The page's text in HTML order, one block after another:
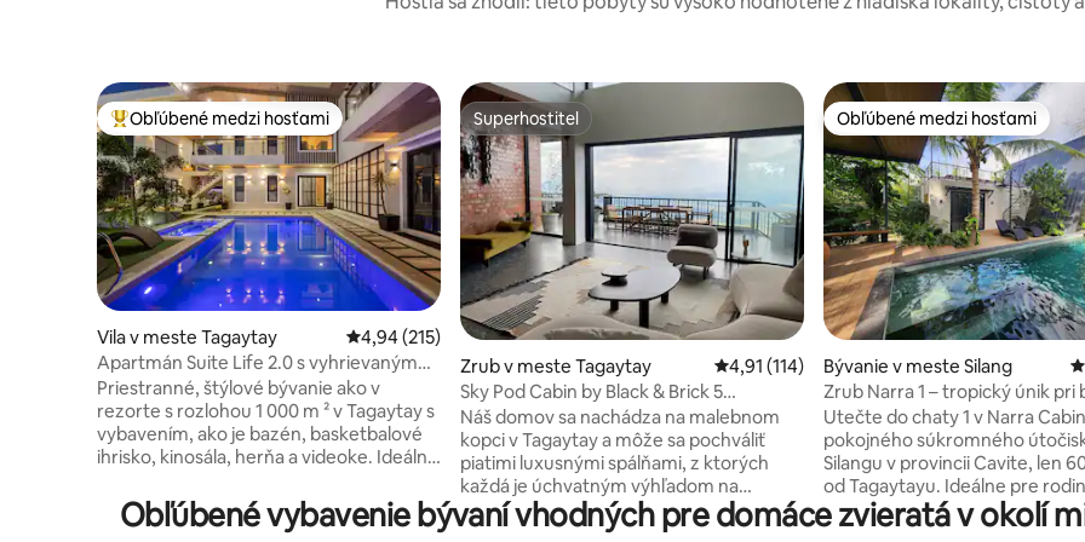
Najobľúbenejšie medzi hosťami
Obľúbené medzi hosťami
Vila v meste Tagaytay Priemerné ohodnotenie 4,94 z 5, počet hodnotení: 215
4,94 (215)
Apartmán Suite Life 2.0 s vyhrievaným
bazénom, kinom a ihriskom
Priestranné, štýlové bývanie ako v
rezorte s rozlohou 1 000 m ² v Tagaytay s
vybavením, ako je bazén, basketbalové
ihrisko, kinosála, herňa a videoke. Ideálne
relaxačný pobyt. Predstavte si, že máte
počas celého pobytu k dispozícii
Superhostiteľ
Superhostiteľ
Zrub v meste Tagaytay Priemerné ohodnotenie 4,91 z 5, počet
4,91 (114)
Sky Pod Cabin by Black & Brick 5
bedroom fits 20
Náš domov sa nachádza na malebnom
kopci v Tagaytay a môže sa pochváliť
piatimi luxusnými spálňami, z ktorých
každá je úchvatným výhľadom na
úchvatný výhľad. Biliardová miestnosť
pozýva na priateľskú súťaž, zatiaľ čo
Obľúbené medzi hosťami
Obľúbené medzi hosťami
Bývanie v meste Silang
Zrub Narra 1 – tropický únik pri
Silangu
Utečte do chaty 1 v Narra
pokojného súkromného
Silangu v provincii Cavite, len
od Tagaytayu. Ideálne pre
skupiny, ktoré hľadajú
spojenie mimo rušného tempa
Obľúbené vybavenie bývaní vhodných pre domáce zvieratá v okolí